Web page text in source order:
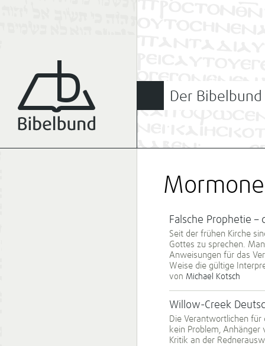
Der Bibelbund
Falsche Prophetie
Seit der frühen Kirche
Gottes zu sprechen.
Anweisungen für das
Weise die gültige
von Michael Kotsch
Willow-Creek
Die Verantwortlichen für
kein Problem,
Kritik an der